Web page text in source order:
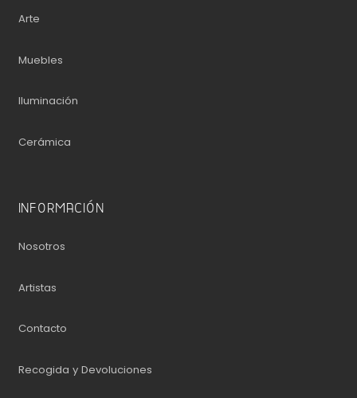
Arte
Muebles
Iluminación
Cerámica
INFORMACIÓN
Nosotros
Artistas
Contacto
Recogida y Devoluciones